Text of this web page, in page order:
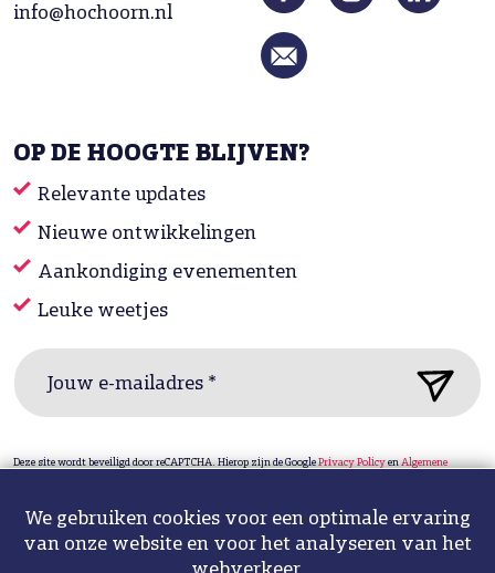
We gebruiken cookies voor een optimale ervaring
van onze website en voor het analyseren van het
info@hochoorn.nl
OP DE HOOGTE BLIJVEN?
Relevante updates
Nieuwe ontwikkelingen
Aankondiging evenementen
Leuke weetjes
Jouw e-mailadres *
Deze site wordt beveiligd door reCAPTCHA. Hierop zijn de GooglePrivacy PolicyenAlgemene
Privacy statement & cookies Sitemap